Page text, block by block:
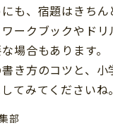
も、宿題はきち
ークブックやド
場合もあります。
き方のコツと、
てみてくださいね。
部